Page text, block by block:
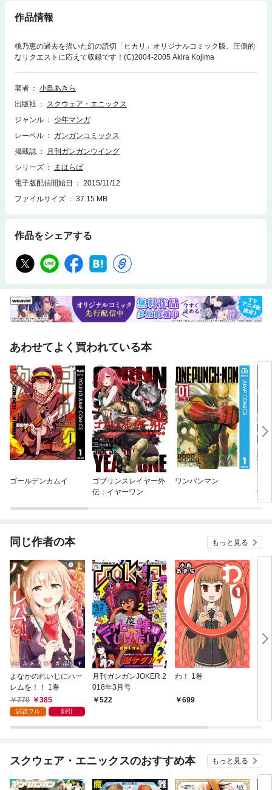
作品情報
桃乃恵の過去を描いた幻の読切「ヒカリ」オリジナルコミック版、圧倒的
なリクエストに応えて収録です！(C)2004-2005 Akira Kojima
著者
小島あきら
出版社
スクウェア・エニックス
ジャンル
少年マンガ
レーベル
ガンガンコミックス
掲載誌
月刊ガンガンウイング
シリーズ
まほらば
電子版配信開始日
2015/11/12
ファイルサイズ
37.15 MB
作品をシェアする
あわせてよく買われている本
ゴールデンカムイ
ゴブリンスレイヤー外
伝：イヤーワン
ワンパンマン
伐
さ
同じ作者の本 もっと見る
よなかのれいじにハー
レムを！！ 1巻
770
385
試読フル 割引
月刊ガンガンJOKER 2
018年3月号
522
わ！ 1巻
699
スクウェア・エニックスのおすすめ本 もっと見る